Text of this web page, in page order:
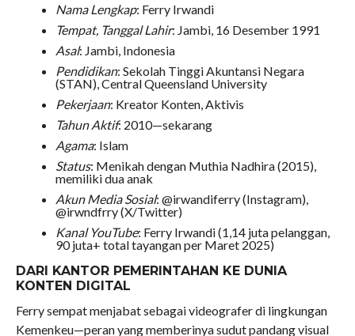
Nama Lengkap: Ferry Irwandi
Tempat, Tanggal Lahir: Jambi, 16 Desember 1991
Asal: Jambi, Indonesia
Pendidikan: Sekolah Tinggi Akuntansi Negara
(STAN), Central Queensland University
Pekerjaan: Kreator Konten, Aktivis
Tahun Aktif: 2010—sekarang
Agama: Islam
Status: Menikah dengan Muthia Nadhira (2015),
memiliki dua anak
Akun Media Sosial: @irwandiferry (Instagram),
@irwndfrry (X/Twitter)
Kanal YouTube: Ferry Irwandi (1,14 juta pelanggan,
90 juta+ total tayangan per Maret 2025)
DARI KANTOR PEMERINTAHAN KE DUNIA
KONTEN DIGITAL
Ferry sempat menjabat sebagai videografer di lingkungan
Kemenkeu—peran yang memberinya sudut pandang visual